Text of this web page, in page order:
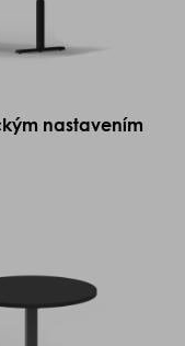
nastavením